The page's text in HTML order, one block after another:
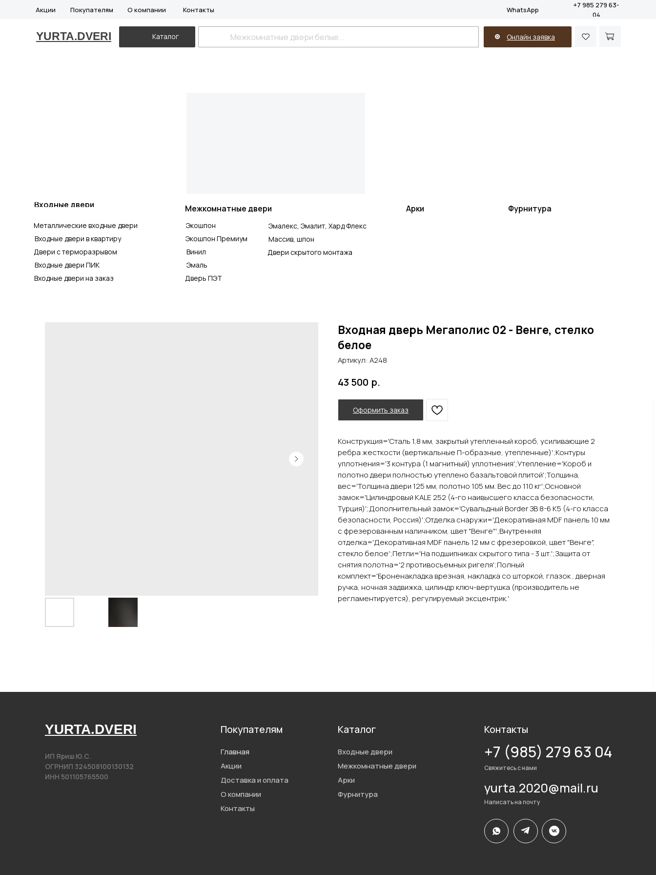
Акции Покупателям О компании Контакты WhatsApp
+7 985 279 63-
04
YURTA.DVERI Каталог Онлайн заявка
Входные двери на заказ
Входные двери ПИК
Двери с терморазрывом
Входные двери в квартиру
Дверь ПЭТ
Эмаль
Винил
Экошпон Премиум
Двери скрытого монтажа
Массив, шпон
Эмалекс, Эмалит, Хард Флекс
Экошпон
Металлические входные двери
Фурнитура
Арки
Межкомнатные двери
Входные двери
Входная дверь Мегаполис 02 - Венге, стелко
белое
Артикул: А248
43 500 р.
Оформить заказ
Конструкция='Сталь 1,8 мм, закрытый утепленный короб, усиливающие 2
ребра жесткости (вертикальные П-образные, утепленные)';Контуры
уплотнения='3 контура (1 магнитный) уплотнения';Утепление='Короб и
полотно двери полностью утеплено базальтовой плитой';Толщина,
вес='Толщина двери 125 мм, полотно 105 мм. Вес до 110 кг';Основной
замок='Цилиндровый KALE 252 (4-го наивысшего класса безопасности,
Турция)';Дополнительный замок='Сувальдный Border ЗВ 8-6 К5 (4-го класса
безопасности, Россия)';Отделка снаружи='Декоративная MDF панель 10 мм
с фрезерованным наличником, цвет "Венге"';Внутренняя
отделка='Декоративная MDF панель 12 мм с фрезеровкой, цвет "Венге",
стекло белое';Петли='На подшипниках скрытого типа - 3 шт.';Защита от
снятия полотна='2 противосъемных ригеля';Полный
комплект='Броненакладка врезная, накладка со шторкой, глазок , дверная
ручка, ночная задвижка, цилиндр ключ-вертушка (производитель не
регламентируется), регулируемый эксцентрик.'
YURTA.DVERI
Контакты
О компании
Доставка и оплата
Акции
Фурнитура
Арки
Межкомнатные двери
Написать на почту
Свяжитесь с нами
Входные двери
Главная
yurta.2020@mail.ru
+7 (985) 279 63 04
Контакты
Каталог
Покупателям
ИП Яриш Ю.С.
ОГРНИП 324508100130132
ИНН 501105765500